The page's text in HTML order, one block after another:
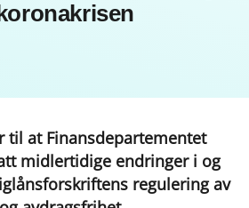
til at Finansdepartementet
midlertidige endringer i og
regulering av